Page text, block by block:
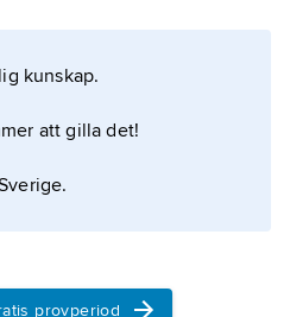
kunskap.
att gilla det!
provperiod